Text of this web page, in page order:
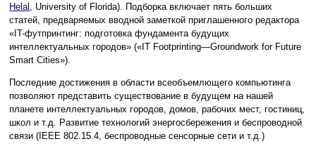
Helal , University of Florida). Подборка включает пять больших
статей, предваряемых вводной заметкой приглашенного редактора
«IT-футпринтинг: подготовка фундамента будущих
интеллектуальных городов» («IT Footprinting—Groundwork for Future
Smart Cities»).
Последние достижения в области всеобъемлющего компьютинга
позволяют представить существование в будущем на нашей
планете интеллектуальных городов, домов, рабочих мест, гостиниц,
школ и т.д. Развитие технологий энергосбережения и беспроводной
связи (IEEE 802.15.4, беспроводные сенсорные сети и т.д.)